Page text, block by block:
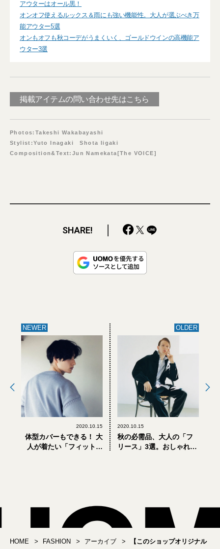
アウターはオール黒！
オンオフ使えるルックス＆雨にも強い機能性。大人が選ぶべき万
能アウター5選
オンもオフも秋コーデがうまくいく、ゴールドウインの高機能ア
ウター3選
掲載アイテムの問い合わせ先はこちら
Photos:Takeshi Wakabayashi
Stylist:Yuto Inagaki Shota Iigaki
Composition&Text:Jun Namekata[The VOICE]
SHARE!
NEWER
2020.10.15
体型カバーもできる！ 大
人が着たい「フィットが
OLDER
2020.10.15
秋の必需品、大人の「フ
リース」3選。おしゃれな
HOME FASHION アーカイブ
【このショップオリジナル